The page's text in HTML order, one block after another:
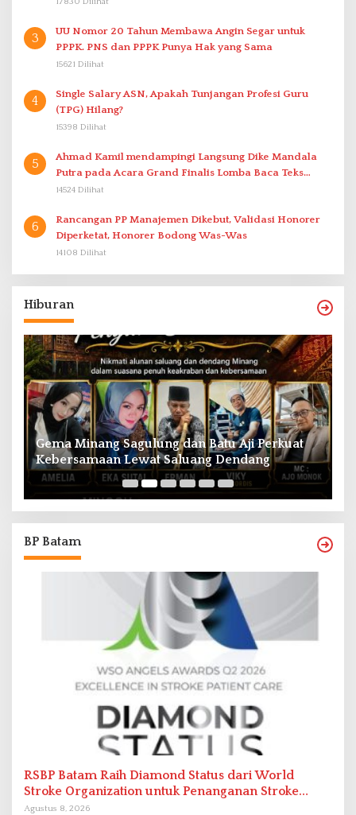
17830 Dilihat
3
UU Nomor 20 Tahun Membawa Angin Segar untuk
PPPK. PNS dan PPPK Punya Hak yang Sama
15621 Dilihat
4
Single Salary ASN, Apakah Tunjangan Profesi Guru
(TPG) Hilang?
15398 Dilihat
5
Ahmad Kamil mendampingi Langsung Dike Mandala
Putra pada Acara Grand Finalis Lomba Baca Teks
Proklamasi Mirip Bung Karno di Bali
14524 Dilihat
6
Rancangan PP Manajemen Dikebut, Validasi Honorer
Diperketat, Honorer Bodong Was-Was
14108 Dilihat
Hiburan
Gema Minang Sagulung dan Batu Aji Perkuat
Kebersamaan Lewat Saluang Dendang
BP Batam
RSBP Batam Raih Diamond Status dari World
Stroke Organization untuk Penanganan Stroke
Berstandar Internasional
Agustus 8, 2026